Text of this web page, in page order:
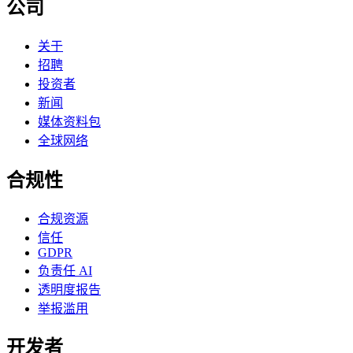
公司
关于
招聘
投资者
新闻
媒体资料包
全球网络
合规性
合规资源
信任
GDPR
负责任 AI
透明度报告
举报滥用
开发者